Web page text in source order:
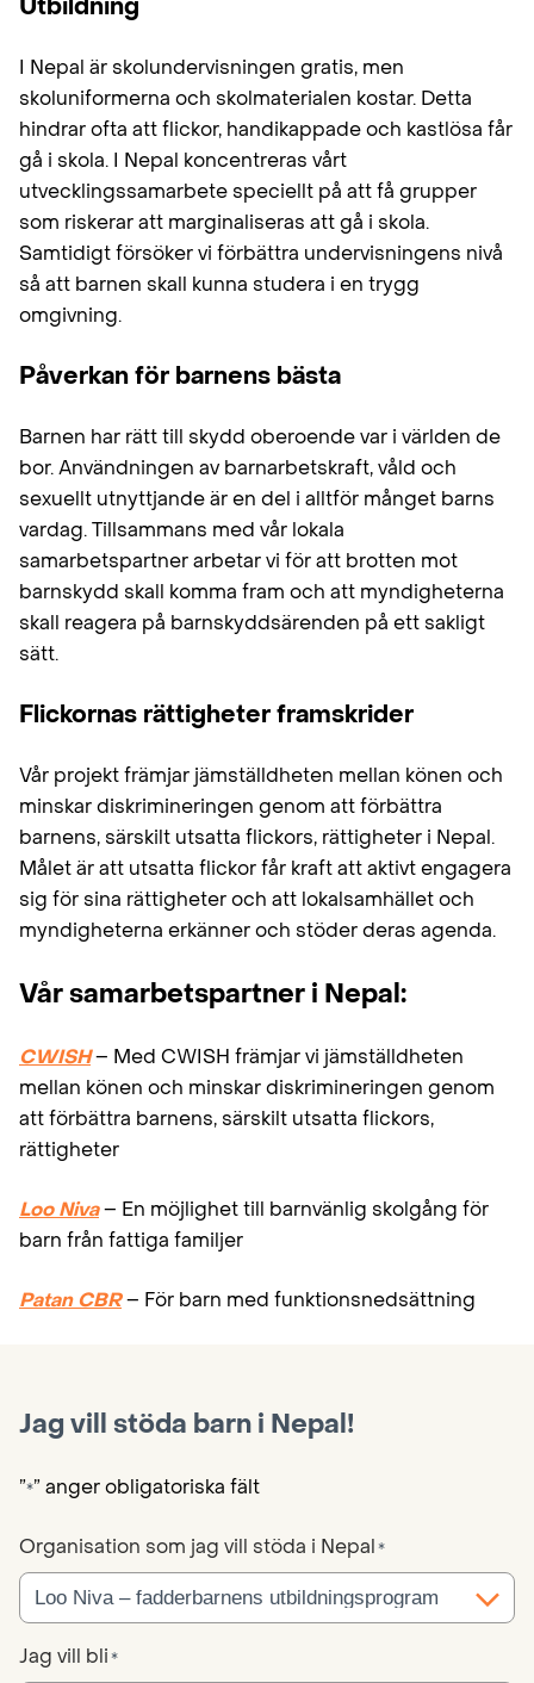
Utbildning
I Nepal är skolundervisningen gratis, men
skoluniformerna och skolmaterialen kostar. Detta
hindrar ofta att flickor, handikappade och kastlösa får
gå i skola. I Nepal koncentreras vårt
utvecklingssamarbete speciellt på att få grupper
som riskerar att marginaliseras att gå i skola.
Samtidigt försöker vi förbättra undervisningens nivå
så att barnen skall kunna studera i en trygg
omgivning.
Påverkan för barnens bästa
Barnen har rätt till skydd oberoende var i världen de
bor. Användningen av barnarbetskraft, våld och
sexuellt utnyttjande är en del i alltför månget barns
vardag. Tillsammans med vår lokala
samarbetspartner arbetar vi för att brotten mot
barnskydd skall komma fram och att myndigheterna
skall reagera på barnskyddsärenden på ett sakligt
sätt.
Flickornas rättigheter framskrider
Vår projekt främjar jämställdheten mellan könen och
minskar diskrimineringen genom att förbättra
barnens, särskilt utsatta flickors, rättigheter i Nepal.
Målet är att utsatta flickor får kraft att aktivt engagera
sig för sina rättigheter och att lokalsamhället och
myndigheterna erkänner och stöder deras agenda.
Vår samarbetspartner i Nepal:
CWISH– Med CWISH främjar vi jämställdheten
mellan könen och minskar diskrimineringen genom
att förbättra barnens, särskilt utsatta flickors,
rättigheter
Loo Niva– En möjlighet till barnvänlig skolgång för
barn från fattiga familjer
Patan CBR– För barn med funktionsnedsättning
Jag vill stöda barn i Nepal!
”*” anger obligatoriska fält
Organisation som jag vill stöda i Nepal*
Jag vill bli*